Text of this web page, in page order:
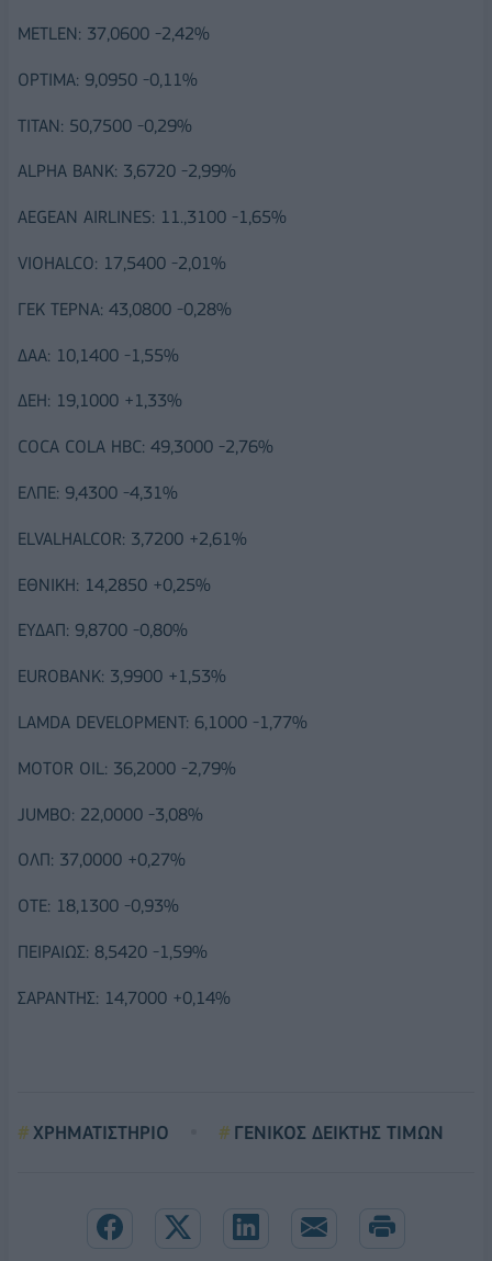
METLEN: 37,0600 -2,42%
OPTIMA: 9,0950 -0,11%
ΤΙΤΑΝ: 50,7500 -0,29%
ALPHA BANK: 3,6720 -2,99%
AEGEAN AIRLINES: 11.,3100 -1,65%
VIOHALCO: 17,5400 -2,01%
ΓΕΚ ΤΕΡΝΑ: 43,0800 -0,28%
ΔΑΑ: 10,1400 -1,55%
ΔΕΗ: 19,1000 +1,33%
COCA COLA HBC: 49,3000 -2,76%
ΕΛΠΕ: 9,4300 -4,31%
ELVALHALCOR: 3,7200 +2,61%
ΕΘΝΙΚΗ: 14,2850 +0,25%
ΕΥΔΑΠ: 9,8700 -0,80%
EUROBANK: 3,9900 +1,53%
LAMDA DEVELOPMENT: 6,1000 -1,77%
MOTOR OIL: 36,2000 -2,79%
JUMBO: 22,0000 -3,08%
ΟΛΠ: 37,0000 +0,27%
ΟΤΕ: 18,1300 -0,93%
ΠΕΙΡΑΙΩΣ: 8,5420 -1,59%
ΣΑΡΑΝΤΗΣ: 14,7000 +0,14%
ΧΡΗΜΑΤΙΣΤΗΡΙΟ ΓΕΝΙΚΟΣ ΔΕΙΚΤΗΣ ΤΙΜΩΝ